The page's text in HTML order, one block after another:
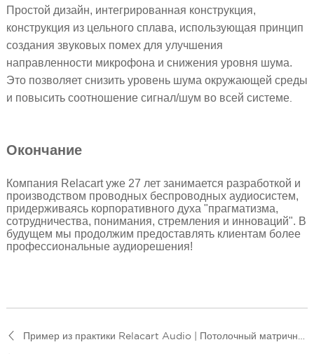
Простой дизайн, интегрированная конструкция,
конструкция из цельного сплава, использующая принцип
создания звуковых помех для улучшения
направленности микрофона и снижения уровня шума.
Это позволяет снизить уровень шума окружающей среды
и повысить соотношение сигнал/шум во всей системе.
Окончание
Компания Relacart уже 27 лет занимается разработкой и
производством проводных беспроводных аудиосистем,
придерживаясь корпоративного духа "прагматизма,
сотрудничества, понимания, стремления и инноваций". В
будущем мы продолжим предоставлять клиентам более
профессиональные аудиорешения!
Пример из практики Relacart Audio | Потолочный матричный микрофон ACM-600 с искусственным интеллектом, установленный в ведущей группе компаний авиационной промышленности